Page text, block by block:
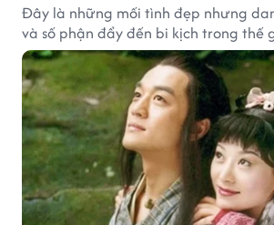
Đây là những mối tình đẹp nhưng
và số phận đẩy đến bi kịch trong thế